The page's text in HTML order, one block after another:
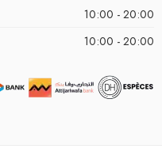
10:00 - 20:00
10:00 - 20:00